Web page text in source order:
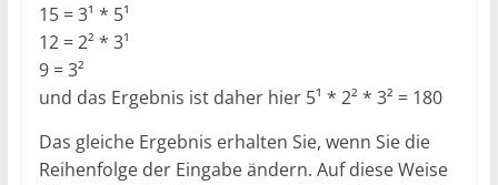
15 = 3¹ * 5¹
12 = 2² * 3¹
9 = 3²
und das Ergebnis ist daher hier 5¹ * 2² * 3² = 180
Das gleiche Ergebnis erhalten Sie, wenn Sie die
Reihenfolge der Eingabe ändern. Auf diese Weise